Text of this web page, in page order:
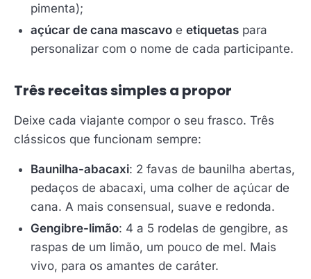
pimenta);
açúcar de cana mascavo e etiquetas para
personalizar com o nome de cada participante.
Três receitas simples a propor
Deixe cada viajante compor o seu frasco. Três
clássicos que funcionam sempre:
Baunilha-abacaxi: 2 favas de baunilha abertas,
pedaços de abacaxi, uma colher de açúcar de
cana. A mais consensual, suave e redonda.
Gengibre-limão: 4 a 5 rodelas de gengibre, as
raspas de um limão, um pouco de mel. Mais
vivo, para os amantes de caráter.